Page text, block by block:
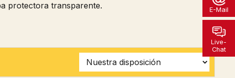
E-Mail
Live-
Chat
protectora transparente.